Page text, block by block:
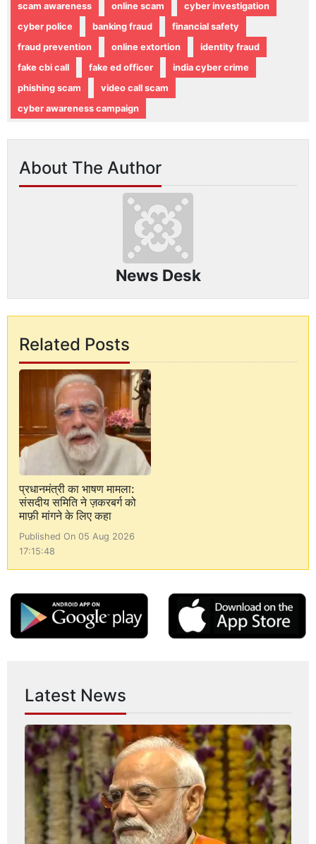
scam awareness online scam
cyber investigation
cyber police
banking fraud
financial safety
fraud prevention
online extortion
identity fraud
fake cbi call
fake ed officer
india cyber crime
phishing scam
video call scam
cyber awareness campaign
About The Author
News Desk
Related Posts
प्रधानमंत्री का भाषण मामला:
संसदीय समिति ने ज़करबर्ग को
माफ़ी मांगने के लिए कहा
Published On 05 Aug 2026
17:15:48
Latest News